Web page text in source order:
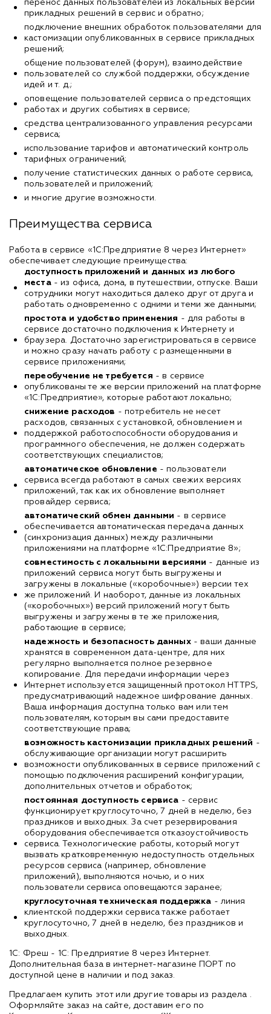
перенос данных пользователей из локальных версий
прикладных решений в сервис и обратно;
подключение внешних обработок пользователями для
кастомизации опубликованных в сервисе прикладных
решений;
общение пользователей (форум), взаимодействие
пользователей со службой поддержки, обсуждение
идей и т. д.;
оповещение пользователей сервиса о предстоящих
работах и других событиях в сервисе;
средства централизованного управления ресурсами
сервиса;
использование тарифов и автоматический контроль
тарифных ограничений;
получение статистических данных о работе сервиса,
пользователей и приложений;
и многие другие возможности.
Преимущества сервиса
Работа в сервисе «1С:Предприятие 8 через Интернет»
обеспечивает следующие преимущества:
доступность приложений и данных из любого
места- из офиса, дома, в путешествии, отпуске. Ваши
сотрудники могут находиться далеко друг от друга и
работать одновременно с одними и теми же данными;
простота и удобство применения - для работы в
сервисе достаточно подключения к Интернету и
браузера. Достаточно зарегистрироваться в сервисе
и можно сразу начать работу с размещенными в
сервисе приложениями;
переобучение не требуется - в сервисе
опубликованы те же версии приложений на платформе
«1С:Предприятие», которые работают локально;
снижение расходов - потребитель не несет
расходов, связанных с установкой, обновлением и
поддержкой работоспособности оборудования и
программного обеспечения, не должен содержать
соответствующих специалистов;
автоматическое обновление - пользователи
сервиса всегда работают в самых свежих версиях
приложений, так как их обновление выполняет
провайдер сервиса;
автоматический обмен данными - в сервисе
обеспечивается автоматическая передача данных
(синхронизация данных) между различными
приложениями на платформе «1С:Предприятие 8»;
совместимость с локальными версиями - данные из
приложений сервиса могут быть выгружены и
загружены в локальные («коробочные») версии тех
же приложений. И наоборот, данные из локальных
(«коробочных») версий приложений могут быть
выгружены и загружены в те же приложения,
работающие в сервисе;
надежность и безопасность данных- ваши данные
хранятся в современном дата-центре, для них
регулярно выполняется полное резервное
копирование. Для передачи информации через
Интернет используется защищенный протокол HTTPS,
предусматривающий надежное шифрование данных.
Ваша информация доступна только вам или тем
пользователям, которым вы сами предоставите
соответствующие права;
возможность кастомизации прикладных решений -
обслуживающие организации могут расширить
возможности опубликованных в сервисе приложений с
помощью подключения расширений конфигурации,
дополнительных отчетов и обработок;
постоянная доступность сервиса - сервис
функционирует круглосуточно, 7 дней в неделю, без
праздников и выходных. За счет резервирования
оборудования обеспечивается отказоустойчивость
сервиса. Технологические работы, который могут
вызвать кратковременную недоступность отдельных
ресурсов сервиса (например, обновление
приложений), выполняются ночью, и о них
пользователи сервиса оповещаются заранее;
круглосуточная техническая поддержка - линия
клиентской поддержки сервиса также работает
круглосуточно, 7 дней в неделю, без праздников и
выходных.
1С: Фреш - 1С: Предприятие 8 через Интернет.
Дополнительная база в интернет-магазине ПОРТ по
доступной цене в наличии и под заказ.
Предлагаем купить этот или другие товары из раздела .
Оформляйте заказ на сайте, доставим его по